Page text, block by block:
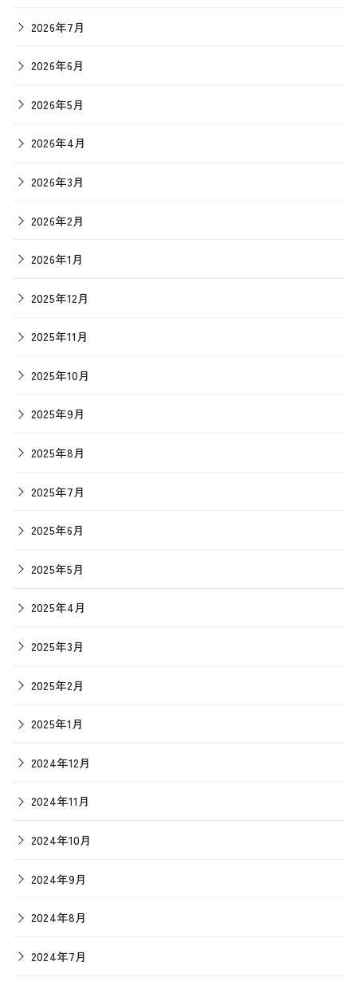
2026年7月
2026年6月
2026年5月
2026年4月
2026年3月
2026年2月
2026年1月
2025年12月
2025年11月
2025年10月
2025年9月
2025年8月
2025年7月
2025年6月
2025年5月
2025年4月
2025年3月
2025年2月
2025年1月
2024年12月
2024年11月
2024年10月
2024年9月
2024年8月
2024年7月